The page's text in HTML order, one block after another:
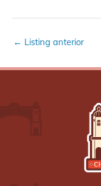
← Listing anterior